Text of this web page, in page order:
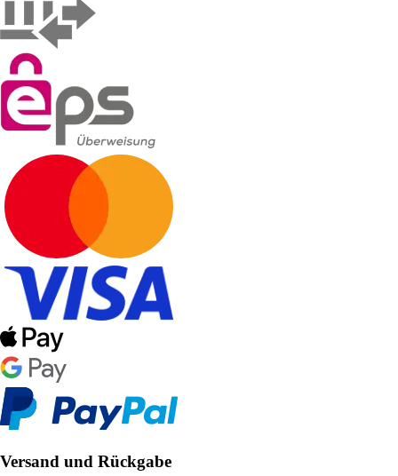
Versand und Rückgabe